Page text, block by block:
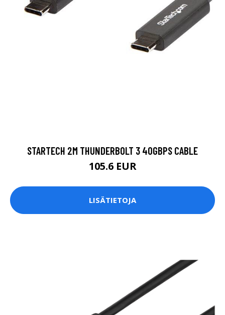
STARTECH 2M THUNDERBOLT 3 40GBPS CABLE
105.6 EUR
LISÄTIETOJA